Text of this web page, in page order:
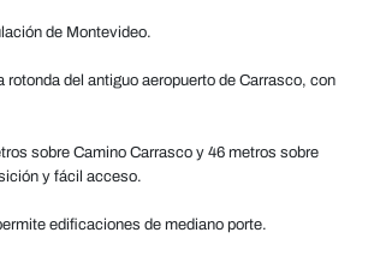
de Montevideo.
del antiguo aeropuerto de Carrasco, con
sobre Camino Carrasco y 46 metros sobre
y fácil acceso.
edificaciones de mediano porte.